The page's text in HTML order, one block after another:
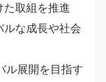
た取組を推進
ルな成長や社会
ル展開を目指す